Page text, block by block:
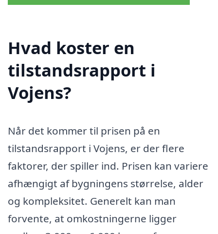
Hvad koster en
tilstandsrapport i
Vojens?
Når det kommer til prisen på en
tilstandsrapport i Vojens, er der flere
faktorer, der spiller ind. Prisen kan variere
afhængigt af bygningens størrelse, alder
og kompleksitet. Generelt kan man
forvente, at omkostningerne ligger